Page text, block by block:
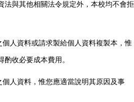
法與其他相關法令規定外，本校均不會拒
人資料或請求製給個人資料複製本，惟
收必要成本費用。
人資料，惟您應適當說明其原因及事